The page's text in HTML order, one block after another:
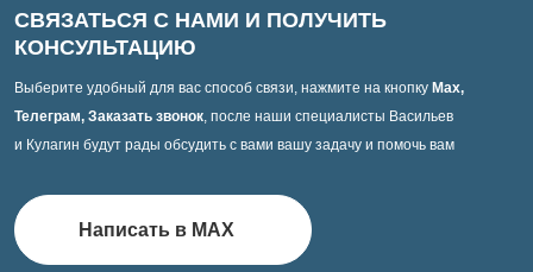
СВЯЗАТЬСЯ С НАМИ И ПОЛУЧИТЬ
КОНСУЛЬТАЦИЮ
Выберите удобный для вас способ связи, нажмите на кнопку Max,
Телеграм, Заказать звонок, после наши специалисты Васильев
и Кулагин будут рады обсудить с вами вашу задачу и помочь вам
Написать в MAX